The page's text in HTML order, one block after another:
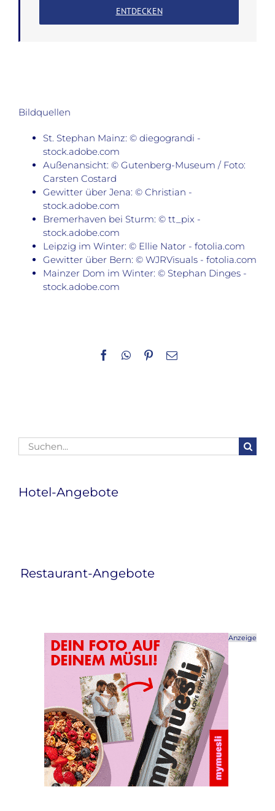
ENTDECKEN
Bildquellen
St. Stephan Mainz: © diegograndi -
stock.adobe.com
Außenansicht: © Gutenberg-Museum / Foto:
Carsten Costard
Gewitter über Jena: © Christian -
stock.adobe.com
Bremerhaven bei Sturm: © tt_pix -
stock.adobe.com
Leipzig im Winter: © Ellie Nator - fotolia.com
Gewitter über Bern: © WJRVisuals - fotolia.com
Mainzer Dom im Winter: © Stephan Dinges -
stock.adobe.com
Facebook
WhatsApp
Pinterest
E-
Suche
nach:
Hotel-Angebote
Restaurant-Angebote
Anzeige